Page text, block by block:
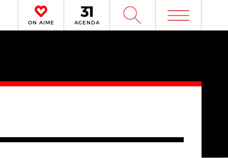
ON AIME AGENDA W m